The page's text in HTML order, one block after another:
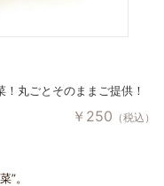
丸ごとそのままご提供！
￥ 250 （税込）
”。